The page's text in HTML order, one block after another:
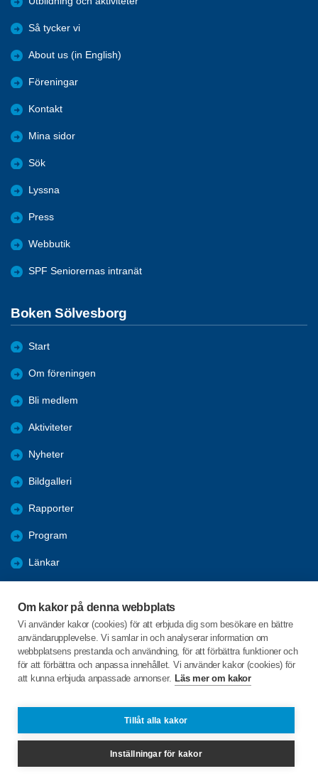
Om kakor på denna webbplats
Vi använder kakor (cookies) för att erbjuda dig som besökare en bättre
användarupplevelse. Vi samlar in och analyserar information om
webbplatsens prestanda och användning, för att förbättra funktioner och
för att förbättra och anpassa innehållet. Vi använder kakor (cookies) för
att kunna erbjuda anpassade annonser. Läs mer om kakor
Tillåt alla kakor
Inställningar för kakor
Så tycker vi
About us (in English)
Föreningar
Kontakt
Mina sidor
Sök
Lyssna
Press
Webbutik
SPF Seniorernas intranät
Boken Sölvesborg
Start
Om föreningen
Bli medlem
Aktiviteter
Nyheter
Bildgalleri
Rapporter
Program
Länkar
Redaktion
Föreningars öppna aktiviteter
C/o:Lars-Göran Berglund
bokensolvesborg@spfseniorerna.se